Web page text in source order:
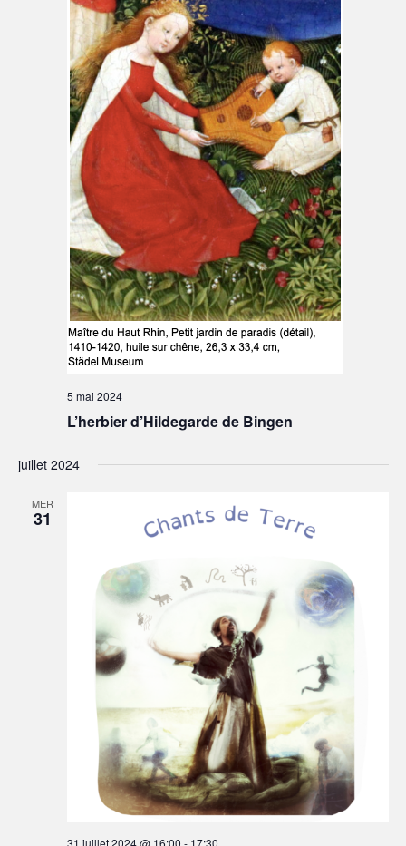
5 mai 2024
L’herbier d’Hildegarde de Bingen
juillet 2024
MER
31
31 juillet 2024 @ 16:00 - 17:30